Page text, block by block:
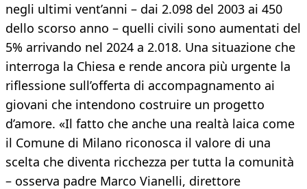
negli ultimi vent’anni – dai 2.098 del 2003 ai 450
dello scorso anno – quelli civili sono aumentati del
5% arrivando nel 2024 a 2.018. Una situazione che
interroga la Chiesa e rende ancora più urgente la
riflessione sull’offerta di accompagnamento ai
giovani che intendono costruire un progetto
d’amore. «Il fatto che anche una realtà laica come
il Comune di Milano riconosca il valore di una
scelta che diventa ricchezza per tutta la comunità
– osserva padre Marco Vianelli, direttore